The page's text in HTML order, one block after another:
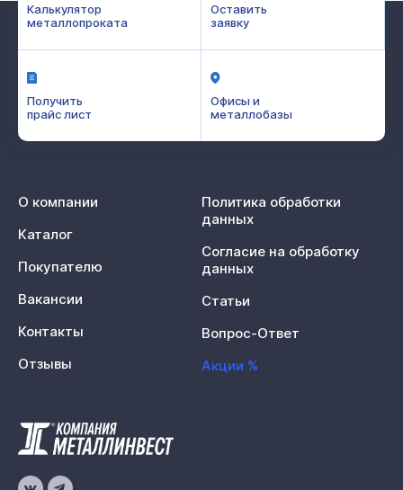
Калькулятор
металлопроката
Оставить
заявку
Получить
прайс лист
Офисы и
металлобазы
О компании
Каталог
Покупателю
Вакансии
Контакты
Отзывы
Политика обработки
данных
Согласие на обработку
данных
Статьи
Вопрос-Ответ
Акции %